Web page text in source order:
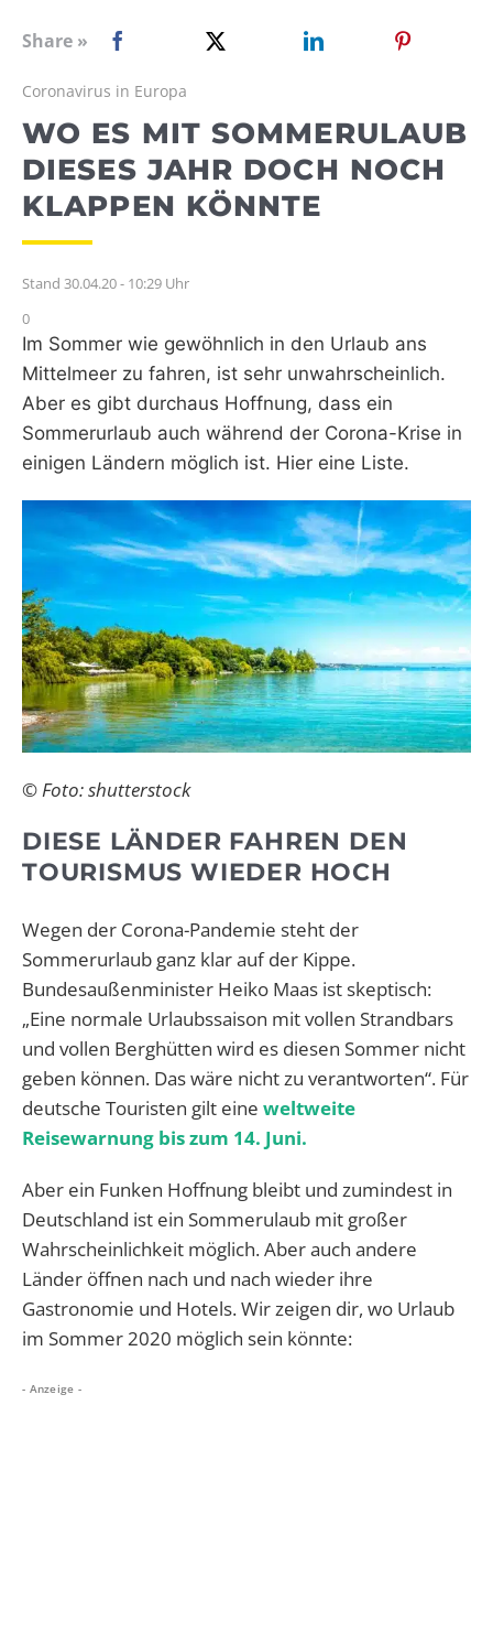
WEBRADIO
Share »
Coronavirus in Europa
WO ES MIT SOMMERULAUB
DIESES JAHR DOCH NOCH
KLAPPEN KÖNNTE
Stand 30.04.20 - 10:29 Uhr
0
Im Sommer wie gewöhnlich in den Urlaub ans
Mittelmeer zu fahren, ist sehr unwahrscheinlich.
Aber es gibt durchaus Hoffnung, dass ein
Sommerurlaub auch während der Corona-Krise in
einigen Ländern möglich ist. Hier eine Liste.
© Foto: shutterstock
DIESE LÄNDER FAHREN DEN
TOURISMUS WIEDER HOCH
Wegen der Corona-Pandemie steht der
Sommerurlaub ganz klar auf der Kippe.
Bundesaußenminister Heiko Maas ist skeptisch:
„Eine normale Urlaubssaison mit vollen Strandbars
und vollen Berghütten wird es diesen Sommer nicht
geben können. Das wäre nicht zu verantworten“. Für
deutsche Touristen gilt eine weltweite
Reisewarnung bis zum 14. Juni.
Aber ein Funken Hoffnung bleibt und zumindest in
Deutschland ist ein Sommerulaub mit großer
Wahrscheinlichkeit möglich. Aber auch andere
Länder öffnen nach und nach wieder ihre
Gastronomie und Hotels. Wir zeigen dir, wo Urlaub
im Sommer 2020 möglich sein könnte:
- Anzeige -